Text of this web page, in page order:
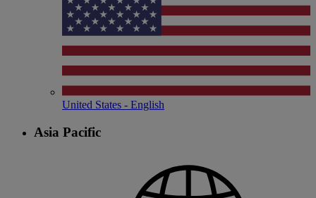
United States - English
Asia Pacific